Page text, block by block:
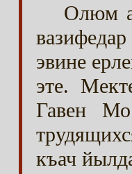
Олюм
эвине
эте.
Гавен
къач